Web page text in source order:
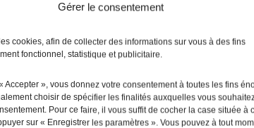
Gérer le consentement
cookies, afin de collecter des informations sur vous à des fins
fonctionnel, statistique et publicitaire.
Accepter », vous donnez votre consentement à toutes les fins
choisir de spécifier les finalités auxquelles vous
Pour ce faire, il vous suffit de cocher la case située à
sur « Enregistrer les paramètres ». Vous pouvez à tout